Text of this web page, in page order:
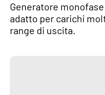
Generatore
adatto per carichi
range di uscita.